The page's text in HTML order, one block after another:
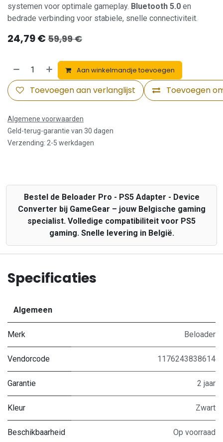
systemen voor optimale gameplay. Bluetooth 5.0 en
bedrade verbinding voor stabiele, snelle connectiviteit.
24,79€ 59,99€
Aan winkelmandje toevoegen
Toevoegen
Toevoegen aan verlanglijst
Algemene voorwaarden
Geld-terug-garantie van 30 dagen
Verzending: 2-5 werkdagen
Bestel de Beloader Pro - PS5 Adapter - Device
Converter bij GameGear – jouw Belgische gaming
specialist. Volledige compatibiliteit voor PS5
gaming. Snelle levering in België.
Specificaties
Algemeen
Merk Beloader
Vendorcode 1176243838614
Garantie 2 jaar
Kleur Zwart
Beschikbaarheid Op voorraad